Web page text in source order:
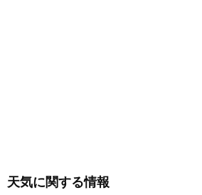
天気に関する情報